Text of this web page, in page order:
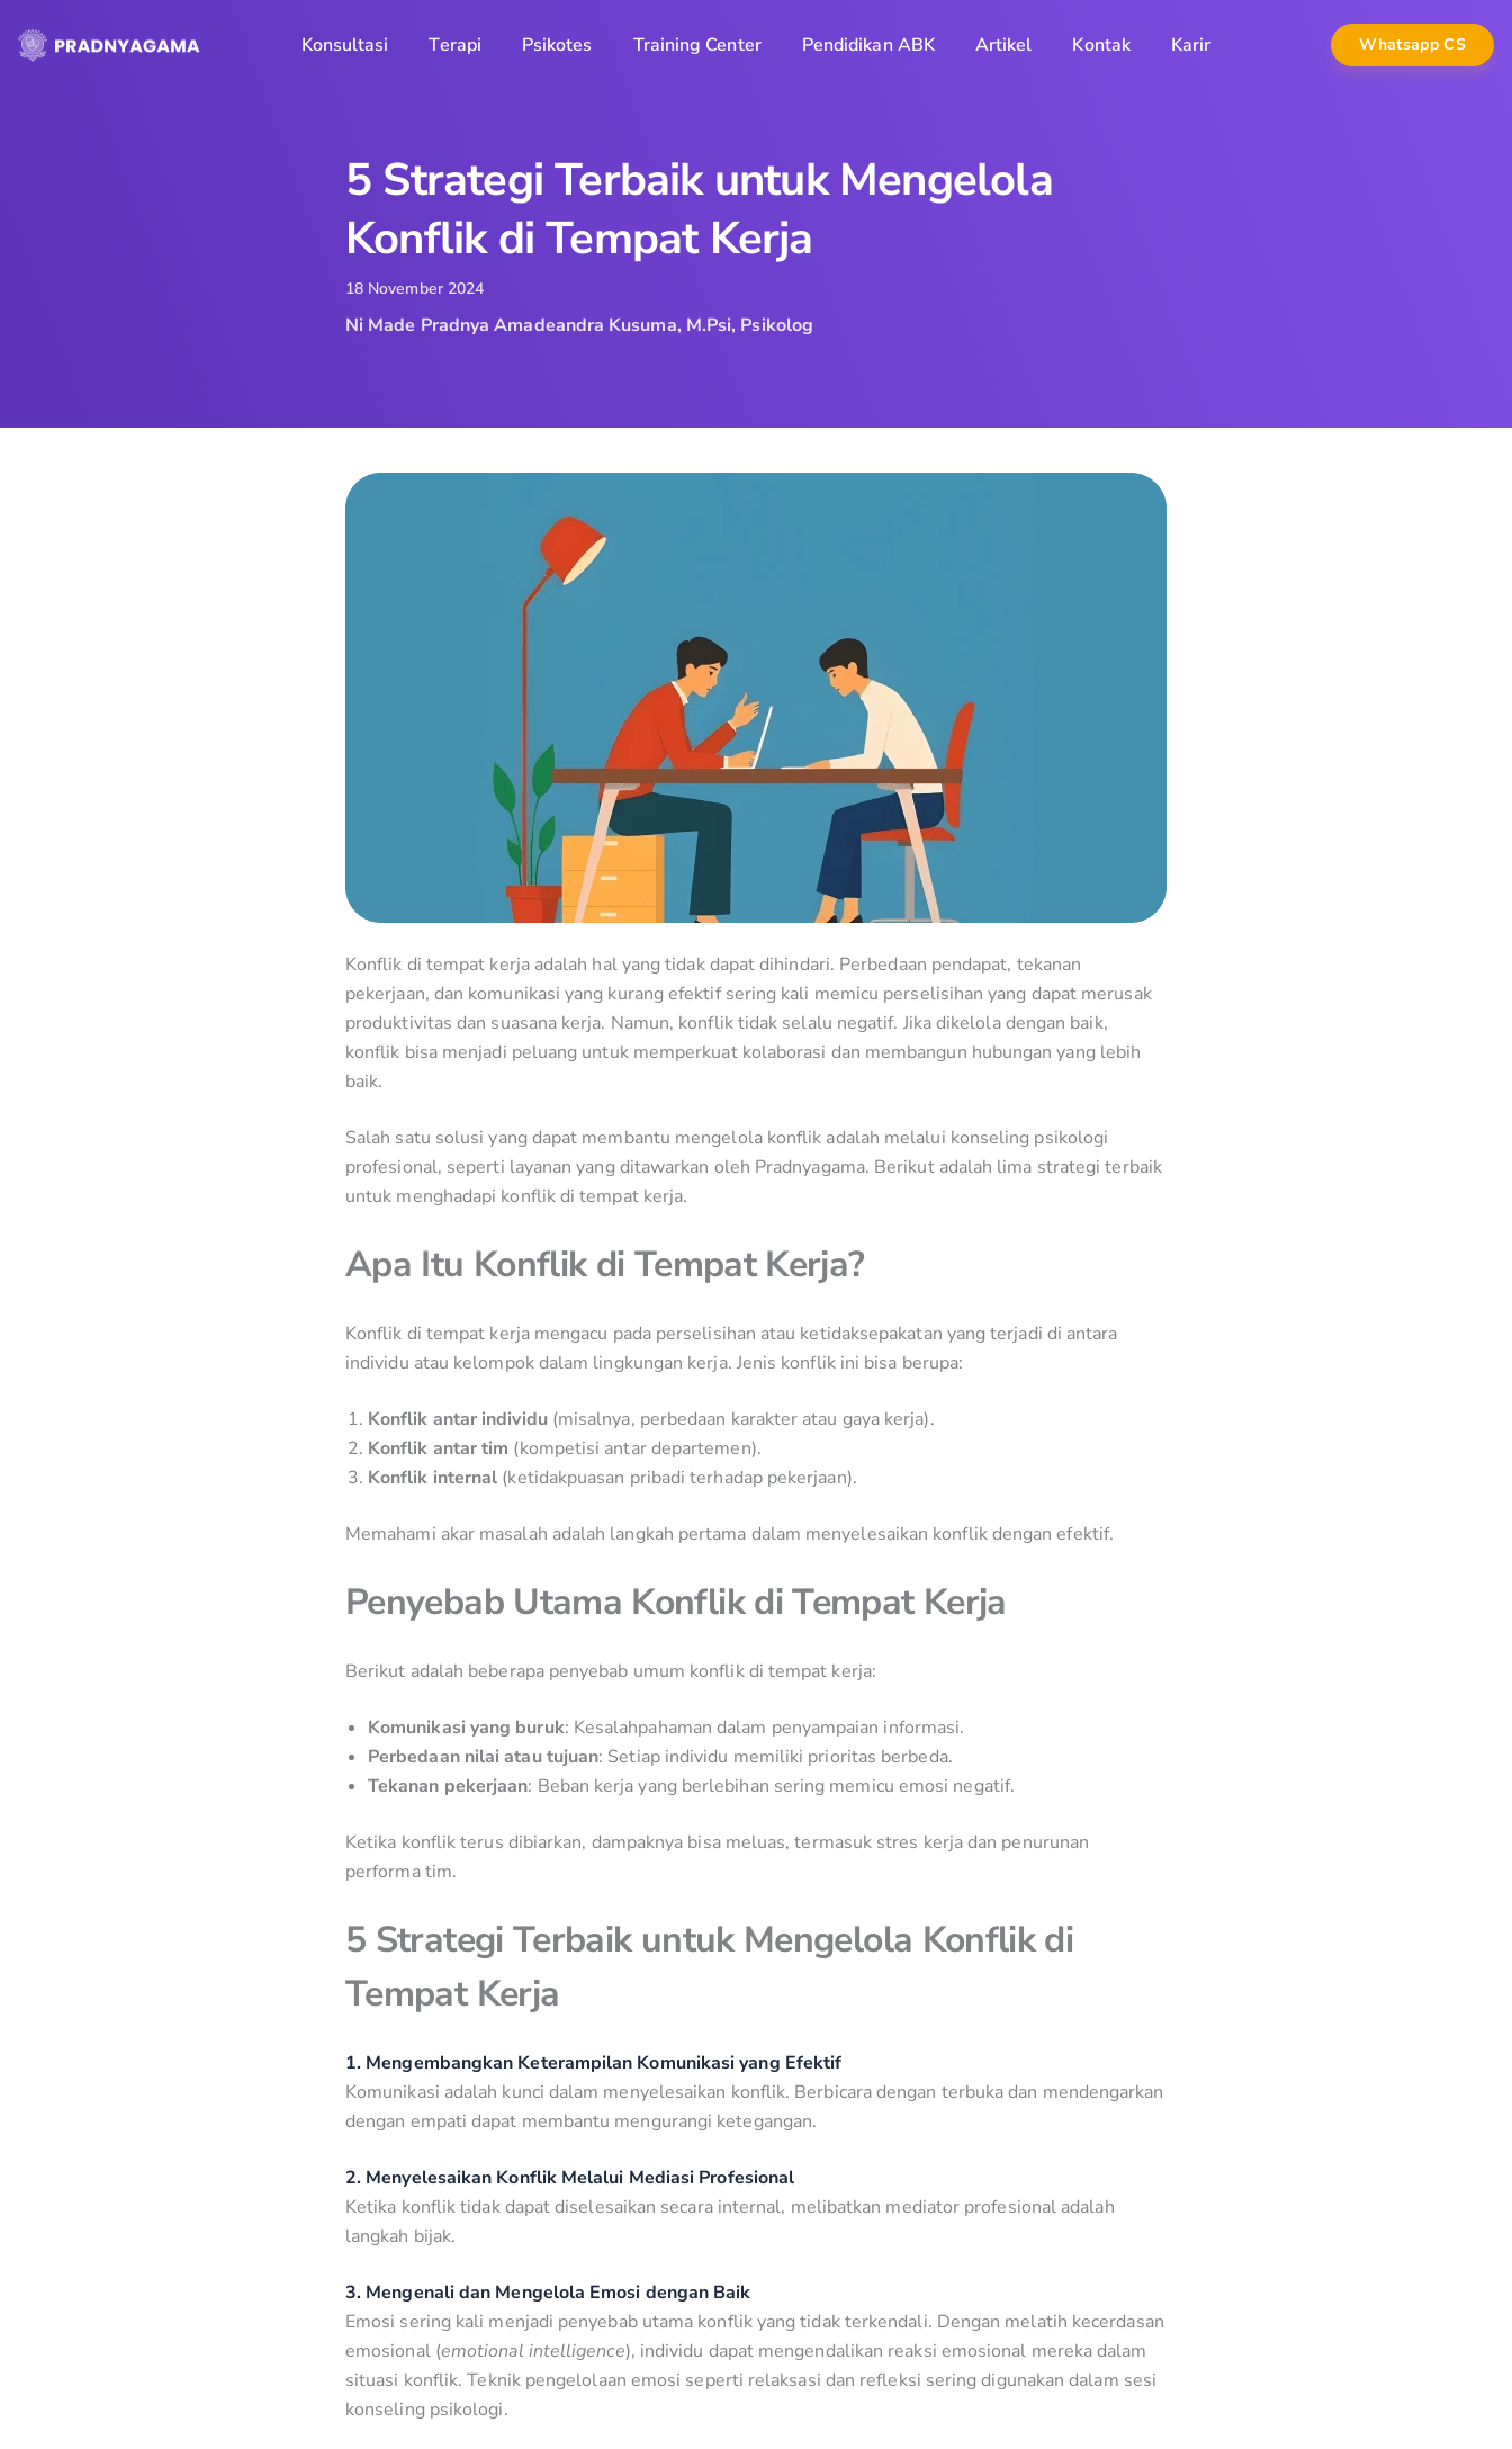
Konsultasi Terapi Psikotes Training Center Pendidikan ABK Artikel Kontak Karir Whatsapp CS
5 Strategi Terbaik untuk Mengelola
Konflik di Tempat Kerja
18 November 2024
Ni Made Pradnya Amadeandra Kusuma, M.Psi, Psikolog
Konflik di tempat kerja adalah hal yang tidak dapat dihindari. Perbedaan pendapat, tekanan
pekerjaan, dan komunikasi yang kurang efektif sering kali memicu perselisihan yang dapat merusak
produktivitas dan suasana kerja. Namun, konflik tidak selalu negatif. Jika dikelola dengan baik,
konflik bisa menjadi peluang untuk memperkuat kolaborasi dan membangun hubungan yang lebih
baik.
Salah satu solusi yang dapat membantu mengelola konflik adalah melalui konseling psikologi
profesional, seperti layanan yang ditawarkan oleh Pradnyagama. Berikut adalah lima strategi terbaik
untuk menghadapi konflik di tempat kerja.
Apa Itu Konflik di Tempat Kerja?
Konflik di tempat kerja mengacu pada perselisihan atau ketidaksepakatan yang terjadi di antara
individu atau kelompok dalam lingkungan kerja. Jenis konflik ini bisa berupa:
Konflik antar individu(misalnya, perbedaan karakter atau gaya kerja).
Konflik antar tim (kompetisi antar departemen).
Konflik internal (ketidakpuasan pribadi terhadap pekerjaan).
Memahami akar masalah adalah langkah pertama dalam menyelesaikan konflik dengan efektif.
Penyebab Utama Konflik di Tempat Kerja
Berikut adalah beberapa penyebab umum konflik di tempat kerja:
Komunikasi yang buruk: Kesalahpahaman dalam penyampaian informasi.
Perbedaan nilai atau tujuan: Setiap individu memiliki prioritas berbeda.
Tekanan pekerjaan: Beban kerja yang berlebihan sering memicu emosi negatif.
Ketika konflik terus dibiarkan, dampaknya bisa meluas, termasuk stres kerja dan penurunan
performa tim.
5 Strategi Terbaik untuk Mengelola Konflik di
Tempat Kerja
1. Mengembangkan Keterampilan Komunikasi yang Efektif
Komunikasi adalah kunci dalam menyelesaikan konflik. Berbicara dengan terbuka dan mendengarkan
dengan empati dapat membantu mengurangi ketegangan.
2. Menyelesaikan Konflik Melalui Mediasi Profesional
Ketika konflik tidak dapat diselesaikan secara internal, melibatkan mediator profesional adalah
langkah bijak.
3. Mengenali dan Mengelola Emosi dengan Baik
Emosi sering kali menjadi penyebab utama konflik yang tidak terkendali. Dengan melatih kecerdasan
emosional (emotional intelligence), individu dapat mengendalikan reaksi emosional mereka dalam
situasi konflik. Teknik pengelolaan emosi seperti relaksasi dan refleksi sering digunakan dalam sesi
konseling psikologi.